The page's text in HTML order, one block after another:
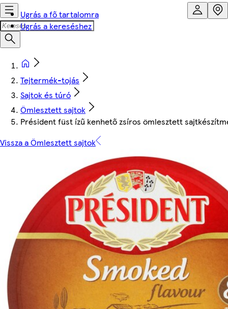
Ugrás a fő tartalomra
Ugrás a kereséshez
Tejtermék-tojás
Sajtok és túró
Ömlesztett sajtok
Président füst ízű kenhető zsíros ömlesztett
Vissza a Ömlesztett sajtok